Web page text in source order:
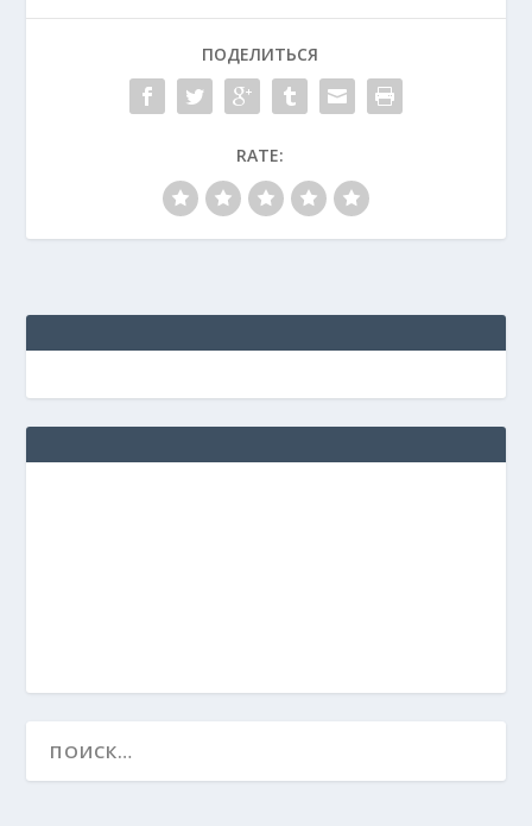
ПОДЕЛИТЬСЯ
RATE: